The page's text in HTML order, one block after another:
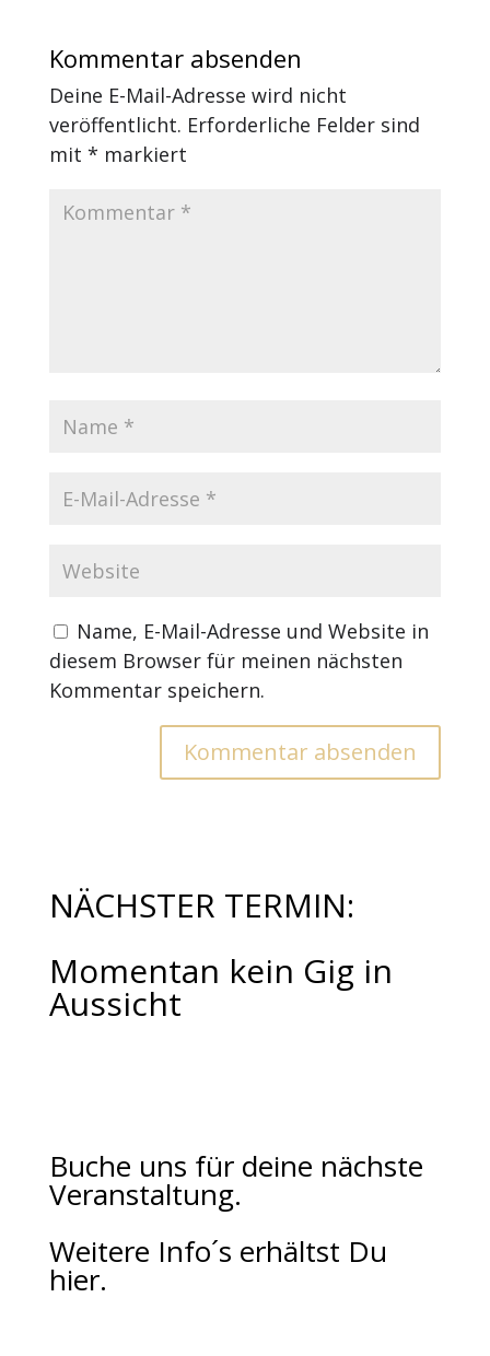
Kommentar absenden
Deine E-Mail-Adresse wird nicht
veröffentlicht. Erforderliche Felder sind
mit * markiert
Name, E-Mail-Adresse und Website in
diesem Browser für meinen nächsten
Kommentar speichern.
NÄCHSTER TERMIN:
Momentan kein Gig in
Aussicht
Buche uns für deine nächste
Veranstaltung.
Weitere Info´s erhältst Du
hier.